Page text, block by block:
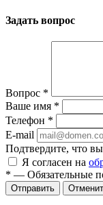
Задать вопрос
Вопрос *
Ваше имя *
Телефон *
E-mail
Подтвердите, что
Я согласен на
* — Обязательные
Отправить